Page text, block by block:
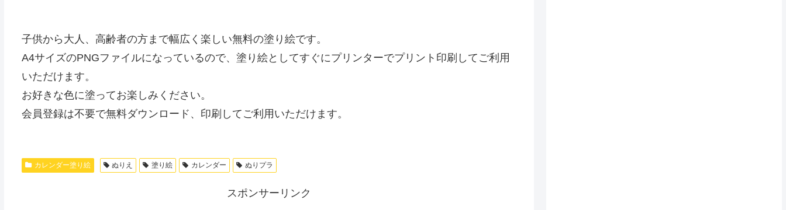
子供から大人、高齢者の方まで幅広く楽しい無料の塗り絵です。
A4サイズのPNGファイルになっているので、塗り絵としてすぐにプリンターでプリント印刷してご利用
いただけます。
お好きな色に塗ってお楽しみください。
会員登録は不要で無料ダウンロード、印刷してご利用いただけます。
カレンダー塗り絵 ぬりえ 塗り絵 カレンダー ぬりプラ
スポンサーリンク